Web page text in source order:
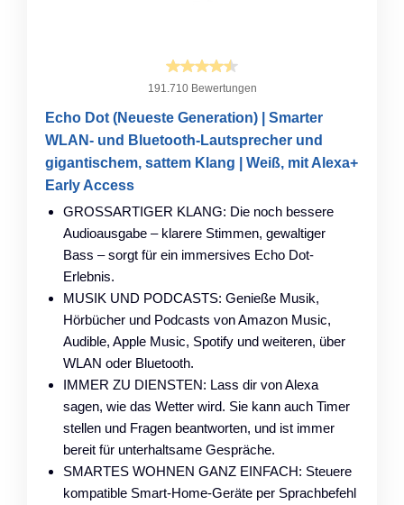
191.710 Bewertungen
Echo Dot (Neueste Generation) | Smarter
WLAN- und Bluetooth-Lautsprecher und
gigantischem, sattem Klang | Weiß, mit Alexa+
Early Access
GROSSARTIGER KLANG: Die noch bessere
Audioausgabe – klarere Stimmen, gewaltiger
Bass – sorgt für ein immersives Echo Dot-
Erlebnis.
MUSIK UND PODCASTS: Genieße Musik,
Hörbücher und Podcasts von Amazon Music,
Audible, Apple Music, Spotify und weiteren, über
WLAN oder Bluetooth.
IMMER ZU DIENSTEN: Lass dir von Alexa
sagen, wie das Wetter wird. Sie kann auch Timer
stellen und Fragen beantworten, und ist immer
bereit für unterhaltsame Gespräche.
SMARTES WOHNEN GANZ EINFACH: Steuere
kompatible Smart-Home-Geräte per Sprachbefehl